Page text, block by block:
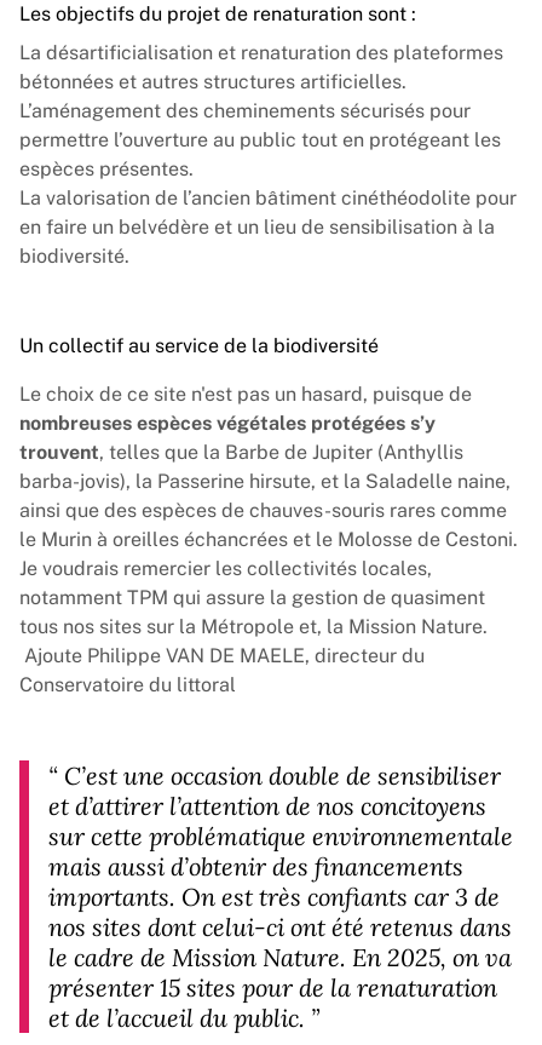
Les objectifs du projet de renaturation sont :
La désartificialisation et renaturation des plateformes
bétonnées et autres structures artificielles.
L’aménagement des cheminements sécurisés pour
permettre l’ouverture au public tout en protégeant les
espèces présentes.
La valorisation de l’ancien bâtiment cinéthéodolite pour
en faire un belvédère et un lieu de sensibilisation à la
biodiversité.
Un collectif au service de la biodiversité
Le choix de ce site n'est pas un hasard, puisque de
nombreuses espèces végétales protégées s’y
trouvent, telles que la Barbe de Jupiter (Anthyllis
barba-jovis), la Passerine hirsute, et la Saladelle naine,
ainsi que des espèces de chauves-souris rares comme
le Murin à oreilles échancrées et le Molosse de Cestoni.
Je voudrais remercier les collectivités locales,
notamment TPM qui assure la gestion de quasiment
tous nos sites sur la Métropole et, la Mission Nature.
Ajoute Philippe VAN DE MAELE, directeur du
Conservatoire du littoral
“ C’est une occasion double de sensibiliser
et d’attirer l’attention de nos concitoyens
sur cette problématique environnementale
mais aussi d’obtenir des financements
importants. On est très confiants car 3 de
nos sites dont celui-ci ont été retenus dans
le cadre de Mission Nature. En 2025, on va
présenter 15 sites pour de la renaturation
et de l’accueil du public. ”